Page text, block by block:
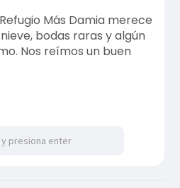
Más Damia merece
bodas raras y algún
Nos reímos un buen